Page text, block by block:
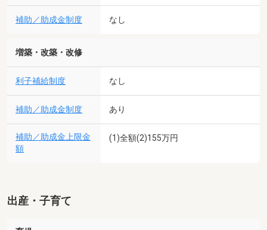
補助／助成金制度 なし
増築・改築・改修
利子補給制度 なし
補助／助成金制度 あり
補助／助成金上限金
額
(1)全額(2)155万円
出産・子育て